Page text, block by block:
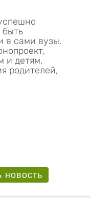
в сами вузы.
и детям,
родителей,
новость